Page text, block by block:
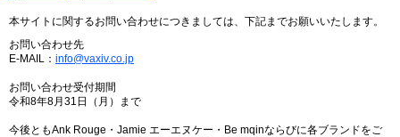
本サイトに関するお問い合わせにつきましては、下記までお願いいたします。
お問い合わせ先
E-MAIL： info@vaxiv.co.jp
お問い合わせ受付期間
令和8年8月31日（月）まで
今後ともAnk Rouge・Jamie エーエヌケー・Be mqinならびに各ブランドをご